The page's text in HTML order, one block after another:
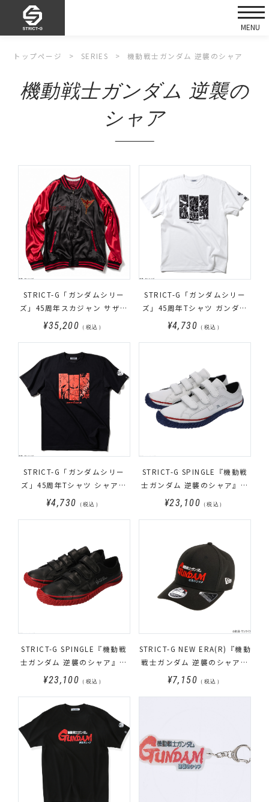
トップページ SERIES 機動戦士ガンダム 逆襲のシャア
機動戦士ガンダム 逆襲の
シャア
STRICT-G「ガンダムシリー
ズ」45周年スカジャン サザビ
ー シャア専用ザク(MSN-
¥35,200 （税込）
STRICT-G「ガンダムシリー
ズ」45周年Tシャツ ガンダム
νガンダム ユニコーンガンダム
¥4,730 （税込）
STRICT-G「ガンダムシリー
ズ」45周年Tシャツ シャア専
用ザク サザビー シナンジュ柄
¥4,730 （税込）
STRICT-G SPINGLE『機動戦
士ガンダム 逆襲のシャア』レ
ザーベルクロスニーカー νガン
¥23,100 （税込）
STRICT-G SPINGLE『機動戦
士ガンダム 逆襲のシャア』レ
ザーベルクロスニーカー サザ
¥23,100 （税込）
STRICT-G NEW ERA(R)『機動
戦士ガンダム 逆襲のシャア』
9FIFTY Stretch Snap Cap タ
¥7,150 （税込）